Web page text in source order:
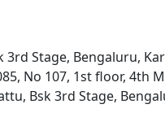
Stage, Bengaluru,
No 107, 1st floor, 4th
Bsk 3rd Stage,